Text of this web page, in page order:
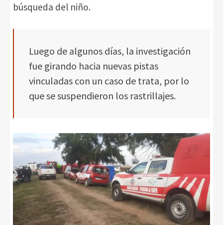
búsqueda del niño.
Luego de algunos días, la investigación
fue girando hacia nuevas pistas
vinculadas con un caso de trata, por lo
que se suspendieron los rastrillajes.